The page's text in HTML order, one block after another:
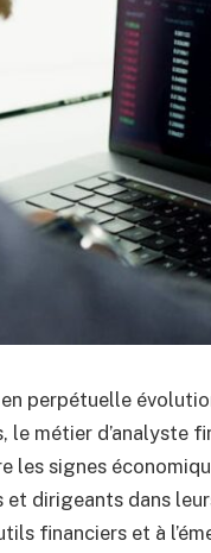
perpétuelle
le métier d’analyste
les signes
dirigeants dans
financiers et à